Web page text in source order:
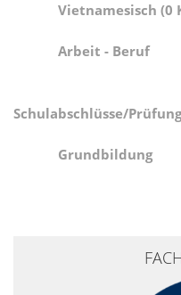
Vietnamesisch (0
Arbeit - Beruf
Schulabschlüsse/
Grundbildung